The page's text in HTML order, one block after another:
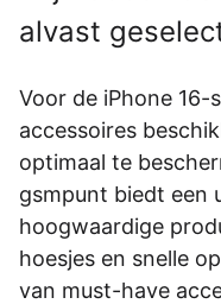
alvast
Voor de iPhone 16-
accessoires
optimaal te
gsmpunt biedt een
hoogwaardige
hoesjes en snelle
van must-have